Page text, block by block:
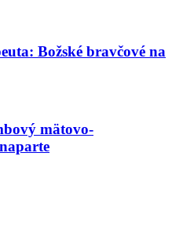
Božské bravčové na
mätovo-